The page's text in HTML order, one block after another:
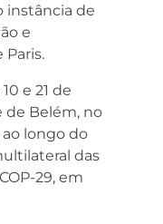
instância de
e
e 21 de
de Belém, no
ao longo do
das
29, em